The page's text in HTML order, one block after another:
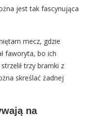
jest tak fascynująca
mecz, gdzie
faworyta, bo ich
trzy bramki z
skreślać żadnej
na